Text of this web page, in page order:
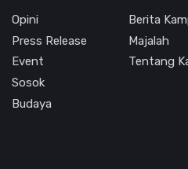
Opini
Press Release
Event
Sosok
Budaya
Berita
Majalah
Tentang